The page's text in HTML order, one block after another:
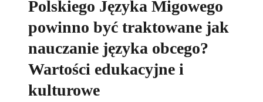
Polskiego Języka Migowego
powinno być traktowane jak
nauczanie języka obcego?
Wartości edukacyjne i
kulturowe